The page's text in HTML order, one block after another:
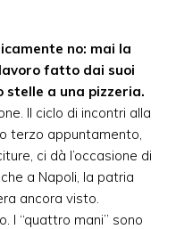
no: mai la
fatto dai suoi
a una pizzeria.
Il ciclo di incontri alla
terzo appuntamento,
ci dà l’occasione di
a Napoli, la patria
ancora visto.
I “quattro mani” sono